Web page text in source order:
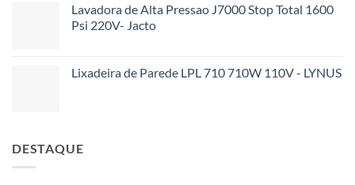
Lavadora de Alta Pressao J7000 Stop Total 1600
Psi 220V- Jacto
Lixadeira de Parede LPL 710 710W 110V - LYNUS
DESTAQUE